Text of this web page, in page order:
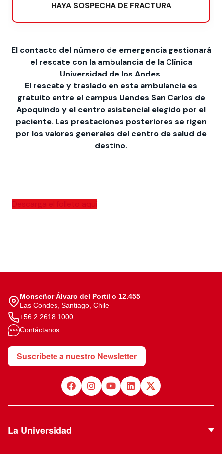
HAYA SOSPECHA DE FRACTURA
El contacto del número de emergencia gestionará
el rescate con la ambulancia de la Clínica
Universidad de los Andes
El rescate y traslado en esta ambulancia es
gratuito entre el campus Uandes San Carlos de
Apoquindo y el centro asistencial elegido por el
paciente. Las prestaciones posteriores se rigen
por los valores generales del centro de salud de
destino.
Monseñor Álvaro del Portillo 12.455
Las Condes, Santiago, Chile
+56 2 2618 1000
Contáctanos
Suscríbete a nuestro Newsletter
La Universidad